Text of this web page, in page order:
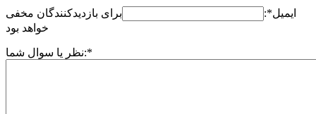
ایمیل*:
برای بازدیدکنندگان مخفی
خواهد بود
نظر یا سوال شما:*